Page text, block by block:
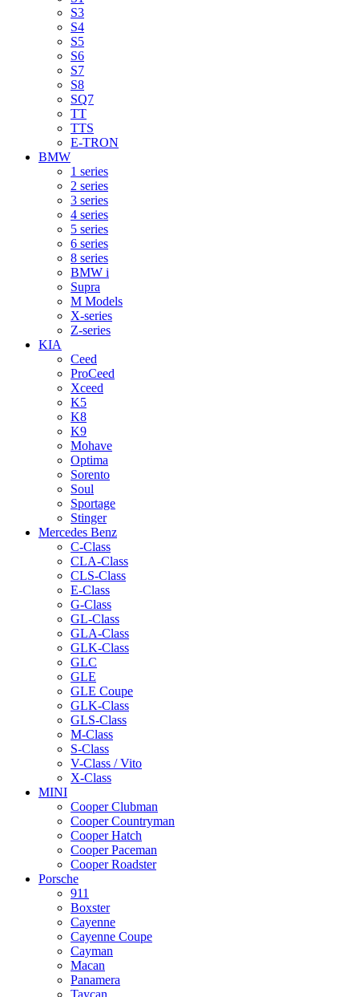
S3
S4
S5
S6
S7
S8
SQ7
TT
TTS
E-TRON
BMW
1 series
2 series
3 series
4 series
5 series
6 series
8 series
BMW i
Supra
M Models
X-series
Z-series
KIA
Ceed
ProCeed
Xceed
K5
K8
K9
Mohave
Optima
Sorento
Soul
Sportage
Stinger
Mercedes Benz
C-Class
CLA-Class
CLS-Class
E-Class
G-Class
GL-Class
GLA-Class
GLK-Class
GLC
GLE
GLE Coupe
GLK-Class
GLS-Class
M-Class
S-Class
V-Class / Vito
X-Class
MINI
Cooper Clubman
Cooper Countryman
Cooper Hatch
Cooper Paceman
Cooper Roadster
Porsche
911
Boxster
Cayenne
Cayenne Coupe
Cayman
Macan
Panamera
Taycan